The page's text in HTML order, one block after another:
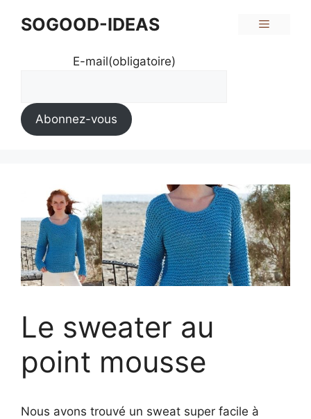
SOGOOD-IDEAS Menu
E-mail(obligatoire)
Abonnez-vous
Le sweater au
point mousse
Nous avons trouvé un sweat super facile à